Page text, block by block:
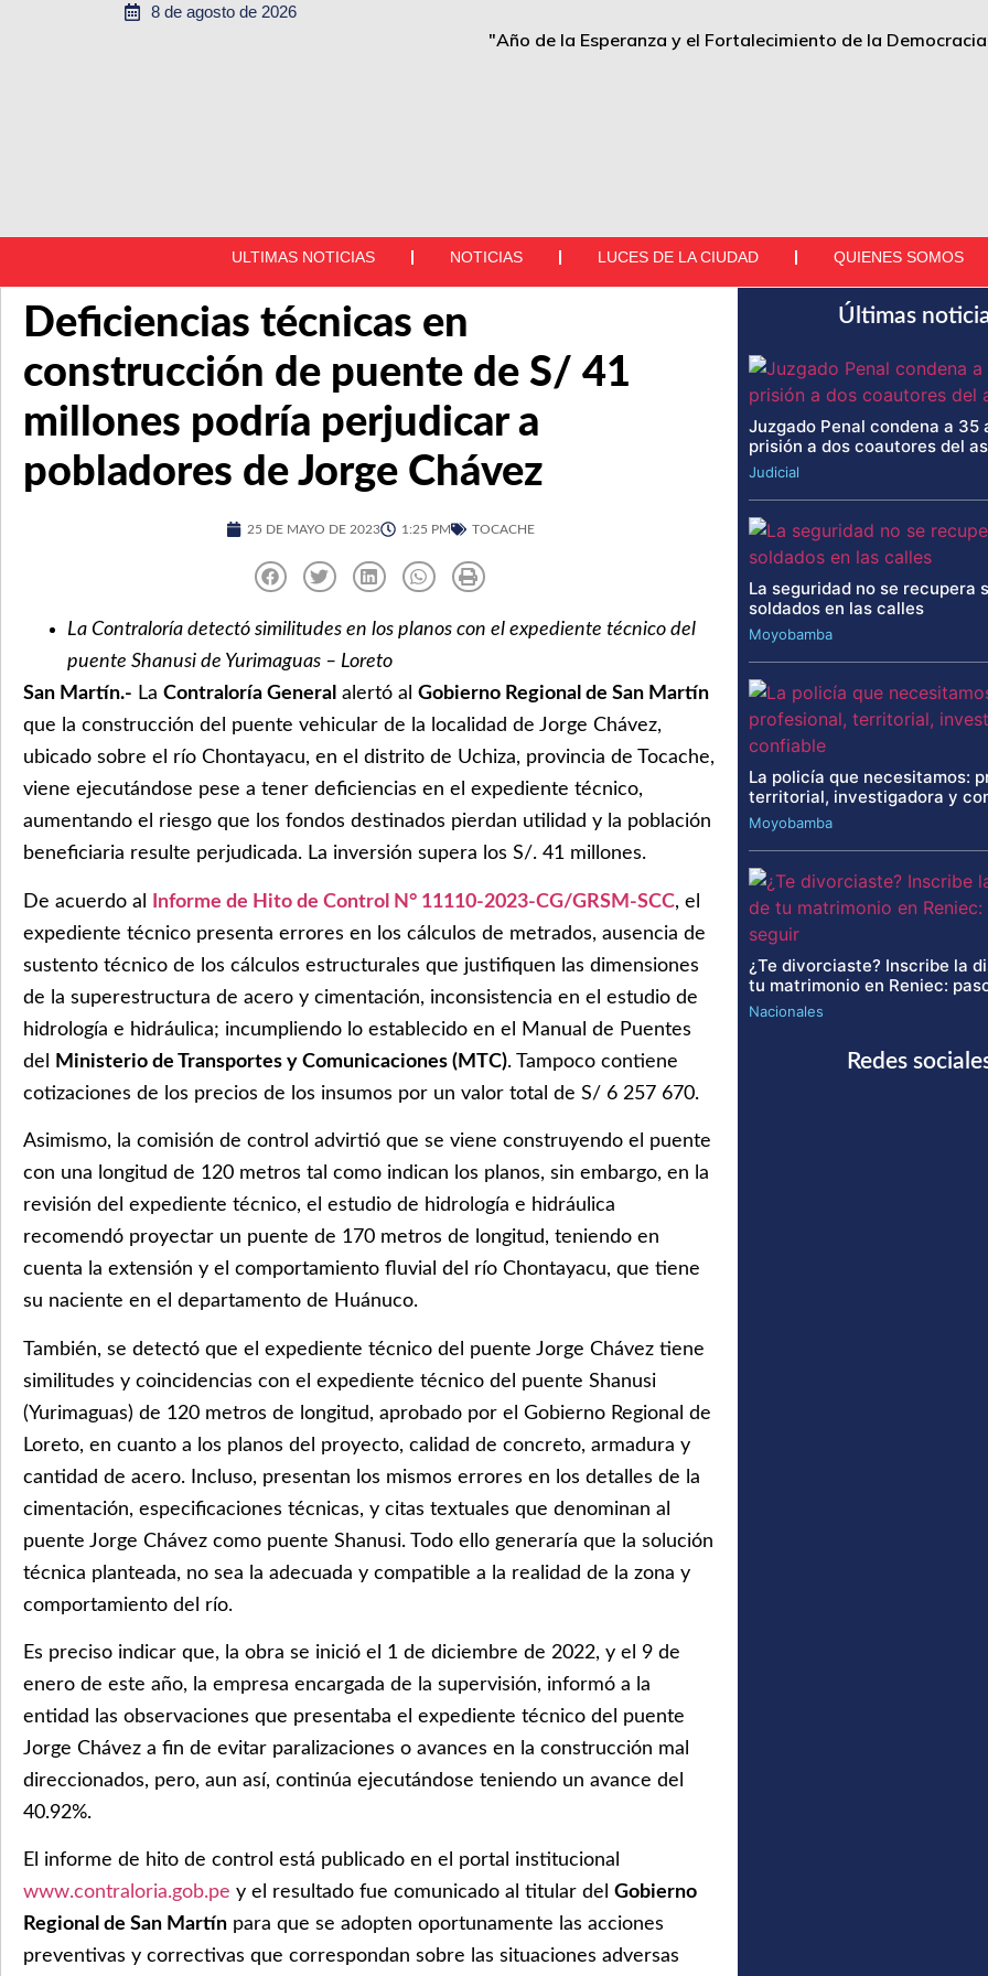
8 de agosto de 2026
"Año de la Esperanza y el Fortalecimiento de la
ULTIMAS NOTICIAS NOTICIAS LUCES DE LA CIUDAD QUIENES SOMOS
Deficiencias técnicas en
construcción de puente de S/ 41
millones podría perjudicar a
pobladores de Jorge Chávez
25 DE MAYO DE 2023 1:25 PM TOCACHE
La Contraloría detectó similitudes en los planos con el expediente técnico del
puente Shanusi de Yurimaguas – Loreto
San Martín.- La Contraloría General alertó al Gobierno Regional de San Martín
que la construcción del puente vehicular de la localidad de Jorge Chávez,
ubicado sobre el río Chontayacu, en el distrito de Uchiza, provincia de Tocache,
viene ejecutándose pese a tener deficiencias en el expediente técnico,
aumentando el riesgo que los fondos destinados pierdan utilidad y la población
beneficiaria resulte perjudicada. La inversión supera los S/. 41 millones.
De acuerdo al Informe de Hito de Control N° 11110-2023-CG/GRSM-SCC, el
expediente técnico presenta errores en los cálculos de metrados, ausencia de
sustento técnico de los cálculos estructurales que justifiquen las dimensiones
de la superestructura de acero y cimentación, inconsistencia en el estudio de
hidrología e hidráulica; incumpliendo lo establecido en el Manual de Puentes
del
Ministerio de Transportes y Comunicaciones (MTC). Tampoco contiene
cotizaciones de los precios de los insumos por un valor total de S/ 6 257 670.
Asimismo, la comisión de control advirtió que se viene construyendo el puente
con una longitud de 120 metros tal como indican los planos, sin embargo, en la
revisión del expediente técnico, el estudio de hidrología e hidráulica
recomendó proyectar un puente de 170 metros de longitud, teniendo en
cuenta la extensión y el comportamiento fluvial del río Chontayacu, que tiene
su naciente en el departamento de Huánuco.
También, se detectó que el expediente técnico del puente Jorge Chávez tiene
similitudes y coincidencias con el expediente técnico del puente Shanusi
(Yurimaguas) de 120 metros de longitud, aprobado por el Gobierno Regional de
Loreto, en cuanto a los planos del proyecto, calidad de concreto, armadura y
cantidad de acero. Incluso, presentan los mismos errores en los detalles de la
cimentación, especificaciones técnicas, y citas textuales que denominan al
puente Jorge Chávez como puente Shanusi. Todo ello generaría que la solución
técnica planteada, no sea la adecuada y compatible a la realidad de la zona y
comportamiento del río.
Es preciso indicar que, la obra se inició el 1 de diciembre de 2022, y el 9 de
enero de este año, la empresa encargada de la supervisión, informó a la
entidad las observaciones que presentaba el expediente técnico del puente
Jorge Chávez a fin de evitar paralizaciones o avances en la construcción mal
direccionados, pero, aun así, continúa ejecutándose teniendo un avance del
40.92%.
El informe de hito de control está publicado en el portal institucional
www.contraloria.gob.pe y el resultado fue comunicado al titular del Gobierno
Regional de San Martín para que se adopten oportunamente las acciones
preventivas y correctivas que correspondan sobre las situaciones adversas
Últimas
Juzgado Penal condena a 35
prisión a dos coautores del
Judicial
La seguridad no se recupera
soldados en las calles
Moyobamba
La policía que necesitamos:
territorial, investigadora y
Moyobamba
¿Te divorciaste? Inscribe la
tu matrimonio en Reniec:
Nacionales
Redes